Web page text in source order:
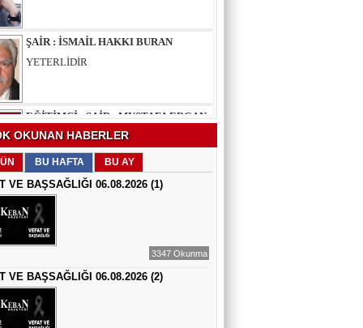
EĞİTİMCİ - ŞAİR : FEVZİ ÖZDEMİR
EDEP
ŞAİR : SELAMİ DOLU
ŞİİRLERİN HER SATIRINDA SEN VARSIN
EĞİTİMCİ - YAZAR : MEHMET
YILMAZ
HIZIR VE İLYAS: UMUDUN, BEREKETİN
VE YENİDEN DOĞUŞUN BULUŞMASI
OKUNAN HABERLER
BU HAFTA BU AY
VE BAŞSAĞLIĞI 06.08.2026 (1)
3347 Okunma
VE BAŞSAĞLIĞI 06.08.2026 (2)